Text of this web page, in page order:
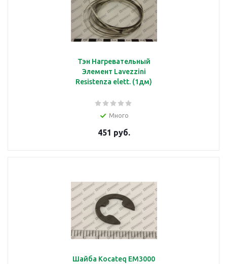
подробнее
Ключ
Кнопка
подробнее
Тэн Нагревательный
Элемент Lavezzini
Resistenza elett. (1дм)
Много
451 руб.
Шайба Kocateq EM3000